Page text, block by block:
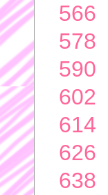
566
578
590
602
614
626
638